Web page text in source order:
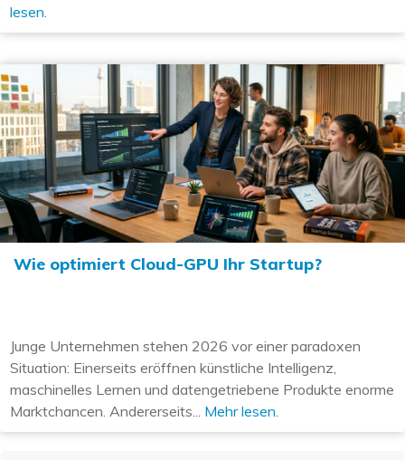
lesen.
Wie optimiert Cloud-GPU Ihr Startup?
Junge Unternehmen stehen 2026 vor einer paradoxen
Situation: Einerseits eröffnen künstliche Intelligenz,
maschinelles Lernen und datengetriebene Produkte enorme
Marktchancen. Andererseits... Mehr lesen.